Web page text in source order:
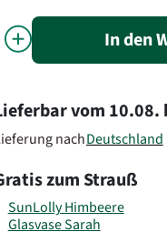
In den
vom 10.08.
nachDeutschland
Belgien
Frankreich
Luxemburg
zum Strauß
SunLolly Himbeere
Glasvase Sarah